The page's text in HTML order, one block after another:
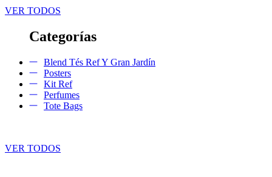
VER TODOS
Categorías
Blend Tés Ref Y Gran Jardín
Posters
Kit Ref
Perfumes
Tote Bags
VER TODOS